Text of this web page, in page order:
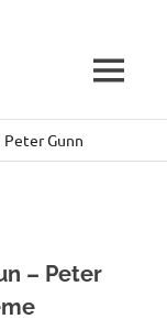
MENÜ
Peter Gunn
– Peter